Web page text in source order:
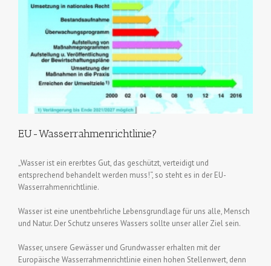
EU-Wasserrahmenrichtlinie?
„Wasser ist ein ererbtes Gut, das geschützt, verteidigt und
entsprechend behandelt werden muss!“, so steht es in der EU-
Wasserrahmenrichtlinie.
Wasser ist eine unentbehrliche Lebensgrundlage für uns alle, Mensch
und Natur. Der Schutz unseres Wassers sollte unser aller Ziel sein.
Wasser, unsere Gewässer und Grundwasser erhalten mit der
Europäische Wasserrahmenrichtlinie einen hohen Stellenwert, denn